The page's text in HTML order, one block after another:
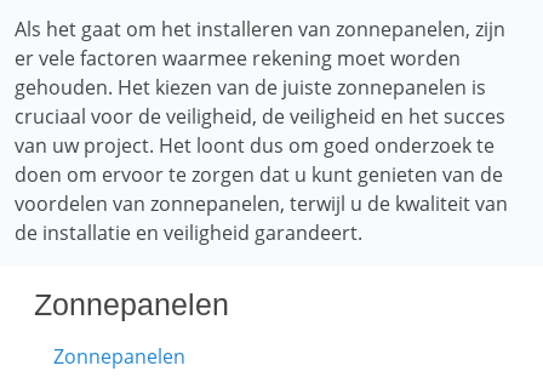
Als het gaat om het installeren van zonnepanelen, zijn
er vele factoren waarmee rekening moet worden
gehouden. Het kiezen van de juiste zonnepanelen is
cruciaal voor de veiligheid, de veiligheid en het succes
van uw project. Het loont dus om goed onderzoek te
doen om ervoor te zorgen dat u kunt genieten van de
voordelen van zonnepanelen, terwijl u de kwaliteit van
de installatie en veiligheid garandeert.
Zonnepanelen
Zonnepanelen